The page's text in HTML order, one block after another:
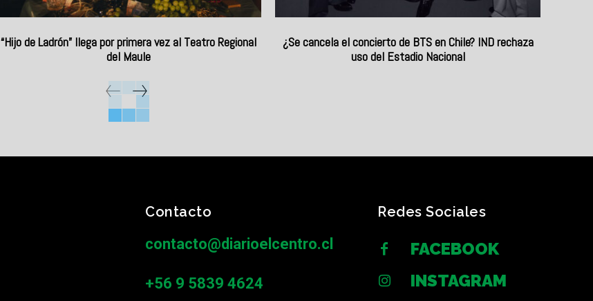
“Hijo de Ladrón” llega por primera vez al Teatro Regional
del Maule
¿Se cancela el concierto de BTS en Chile? IND rechaza
uso del Estadio Nacional
Contacto
contacto@diarioelcentro.cl
+56 9 5839 4624
Redes Sociales
FACEBOOK
INSTAGRAM